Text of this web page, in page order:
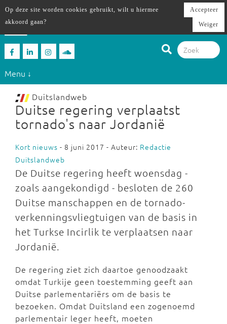
Menu ↓
Duitslandweb
Duitse regering verplaatst
tornado's naar Jordanië
Kort nieuws - 8 juni 2017 - Auteur: Redactie
Duitslandweb
De Duitse regering heeft woensdag -
zoals aangekondigd - besloten de 260
Duitse manschappen en de tornado-
verkenningsvliegtuigen van de basis in
het Turkse Incirlik te verplaatsen naar
Jordanië.
De regering ziet zich daartoe genoodzaakt
omdat Turkije geen toestemming geeft aan
Duitse parlementariërs om de basis te
bezoeken. Omdat Duitsland een zogenoemd
parlementair leger heeft, moeten
Op deze site worden cookies gebruikt, wilt u hiermee
akkoord gaan?
Accepteer
Weiger